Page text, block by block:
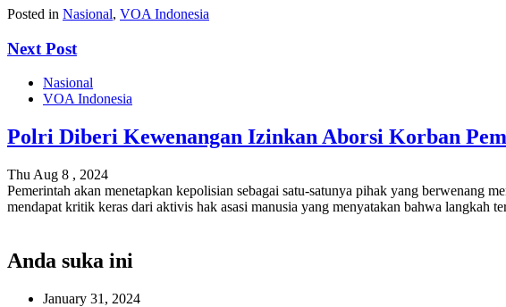
Posted in Nasional, VOA Indonesia
Next Post
Nasional
VOA Indonesia
Polri Diberi Kewenangan Izinkan Aborsi Korban
Thu Aug 8 , 2024
Pemerintah akan menetapkan kepolisian sebagai satu-satunya pihak yang berwenang
mendapat kritik keras dari aktivis hak asasi manusia yang menyatakan bahwa
Anda suka ini
January 31, 2024